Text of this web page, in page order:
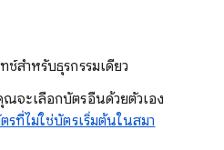
สำหรับธุรกรรมเดียว
จะเลือกบัตรอื่นด้วยตัวเอง
รที่ไม่ใช่บัตรเริ่มต้นในสมา